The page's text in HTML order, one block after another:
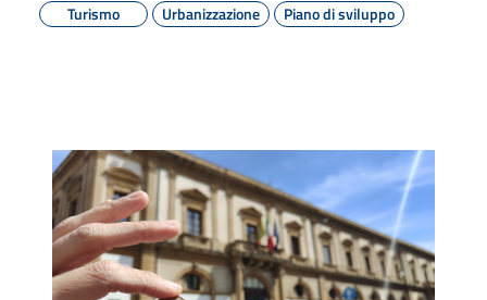
Turismo
Urbanizzazione Piano di sviluppo